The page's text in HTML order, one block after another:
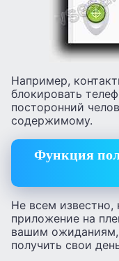
Например,
блокировать
посторонний
содержимому.
Функция
Не всем известно,
приложение на
вашим ожиданиям,
получить свои